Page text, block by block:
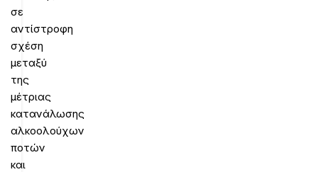
σε
αντίστροφη
σχέση
μεταξύ
της
μέτριας
κατανάλωσης
αλκοολούχων
ποτών
και